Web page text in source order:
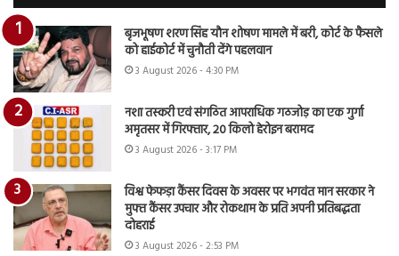
बृजभूषण शरण सिंह यौन शोषण मामले में बरी, कोर्ट के फैसले
को हाईकोर्ट में चुनौती देंगे पहलवान
3 August 2026 - 4:30 PM
नशा तस्करी एवं संगठित आपराधिक गठजोड़ का एक गुर्गा
अमृतसर में गिरफ्तार, 20 किलो हेरोइन बरामद
3 August 2026 - 3:17 PM
विश्व फेफड़ा कैंसर दिवस के अवसर पर भगवंत मान सरकार ने
मुफ्त कैंसर उपचार और रोकथाम के प्रति अपनी प्रतिबद्धता
दोहराई
3 August 2026 - 2:53 PM